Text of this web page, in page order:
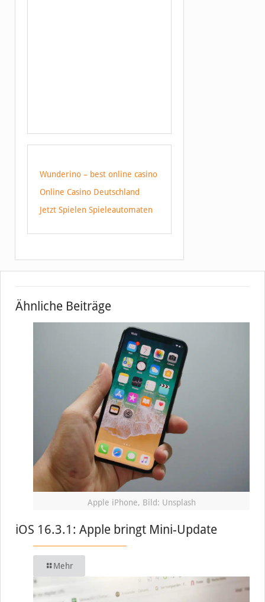
Wunderino – best online casino
Online Casino Deutschland
Jetzt Spielen Spieleautomaten
Ähnliche Beiträge
Apple iPhone, Bild: Unsplash
iOS 16.3.1: Apple bringt Mini-Update
Mehr